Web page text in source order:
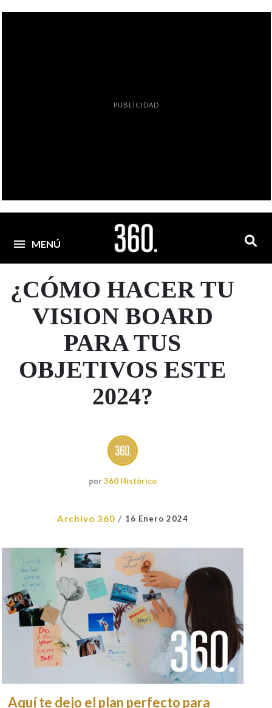
PUBLICIDAD
MENÚ
¿CÓMO HACER TU
VISION BOARD
PARA TUS
OBJETIVOS ESTE
2024?
por 360 Histórico
Archivo 360 / 16 Enero 2024
Aquí te dejo el plan perfecto para